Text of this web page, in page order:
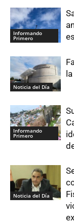
Informando
Primero
Noticia del Día
Informando
Primero
Noticia del Día